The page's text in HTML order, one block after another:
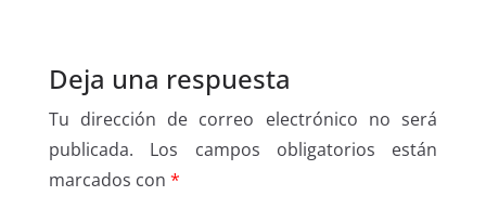
Deja una respuesta
Tu dirección de correo electrónico no será
publicada.
Los campos obligatorios están
marcados con *